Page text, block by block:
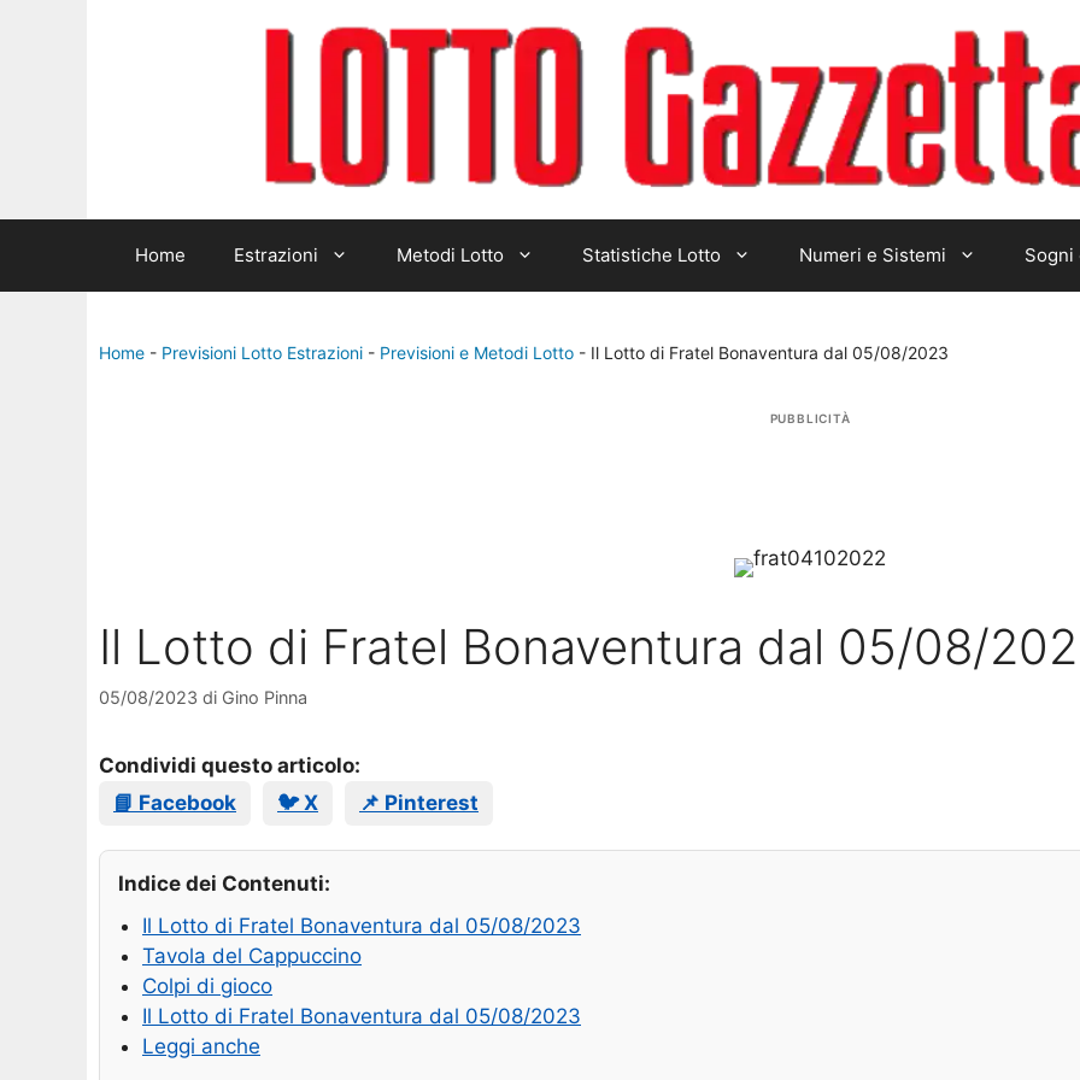
Home Estrazioni Metodi Lotto Statistiche Lotto Numeri e Sistemi Sogni
Home - Previsioni Lotto Estrazioni - Previsioni e Metodi Lotto - Il Lotto di Fratel Bonaventura dal 05/08/2023
PUBBLICITÀ
Il Lotto di Fratel Bonaventura dal 05/08/
05/08/2023 di Gino Pinna
Condividi questo articolo:
📘 Facebook
🐦 X 📌 Pinterest
Indice dei Contenuti:
Il Lotto di Fratel Bonaventura dal 05/08/2023
Tavola del Cappuccino
Colpi di gioco
Il Lotto di Fratel Bonaventura dal 05/08/2023
Leggi anche